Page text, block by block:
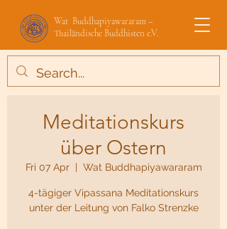
Wat Buddhapiyawararam –
Thailändische Buddhisten e.V.
Meditationskurs
über Ostern
Fri 07 Apr
  |
Wat Buddhapiyawararam
4-tägiger Vipassana Meditationskurs
unter der Leitung von Falko Strenzke